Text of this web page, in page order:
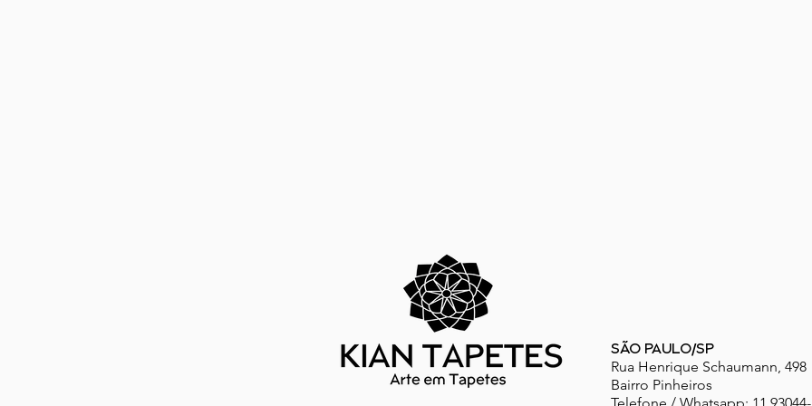
SÃO PAULO/SP
Rua Henrique Schaumann, 498
Bairro Pinheiros
Telefone / Whatsapp: 11